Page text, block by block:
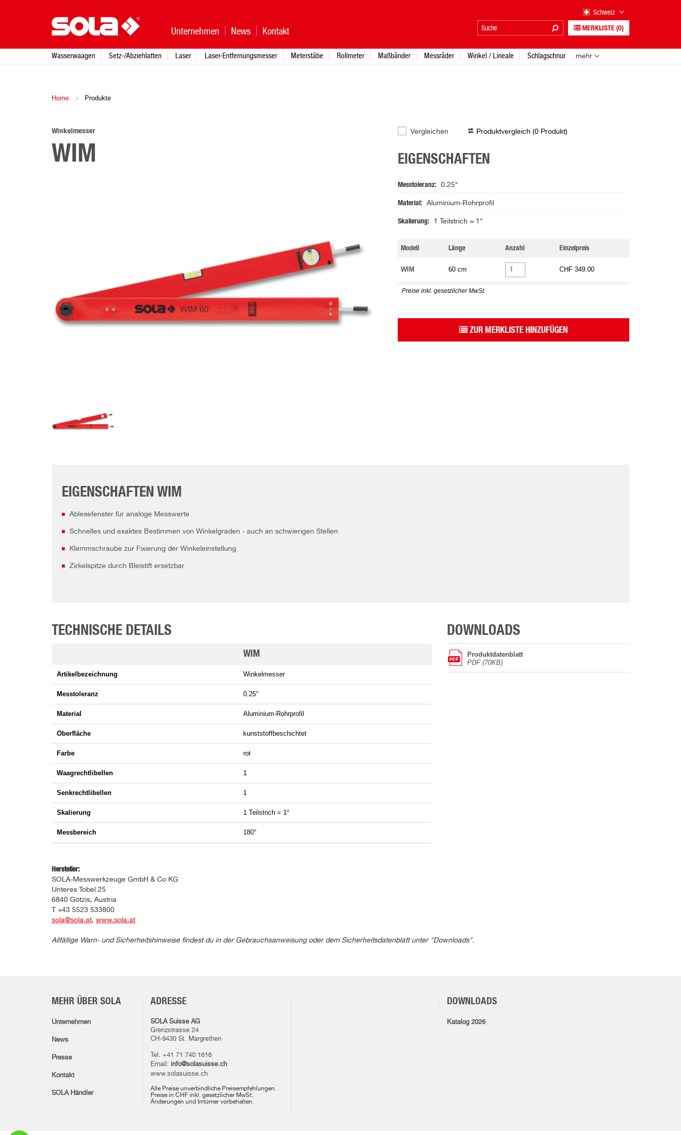
Home Produkte
Winkelmesser
WIM
Vergleichen Produktvergleich (0 Produkt)
EIGENSCHAFTEN
Messtoleranz 0.25°
Material Aluminium-Rohrprofil
Skalierung 1 Teilstrich = 1°
Modell Länge Anzahl Einzelpreis
WIM 60 cm CHF 349.00
Preise inkl. gesetzlicher MwSt.
ZUR MERKLISTE HINZUFÜGEN
EIGENSCHAFTEN WIM
Ablesefenster für analoge Messwerte
Schnelles und exaktes Bestimmen von Winkelgraden - auch an schwierigen Stellen
Klemmschraube zur Fixierung der Winkeleinstellung
Zirkelspitze durch Bleistift ersetzbar
TECHNISCHE DETAILS
WIM
Artikelbezeichnung Winkelmesser
Messtoleranz 0.25°
Material Aluminium-Rohrprofil
Oberfläche kunststoffbeschichtet
Farbe rot
Waagrechtlibellen 1
Senkrechtlibellen 1
Skalierung 1 Teilstrich = 1°
Messbereich 180°
DOWNLOADS
Produktdatenblatt
PDF (70KB)
Hersteller:
SOLA-Messwerkzeuge GmbH & Co KG
Unteres Tobel 25
6840 Götzis, Austria
T +43 5523 533800
sola@sola.at, www.sola.at
Allfällige Warn- und Sicherheitshinweise findest du in der Gebrauchsanweisung oder dem Sicherheitsdatenblatt unter "Downloads".
MEHR ÜBER SOLA
Unternehmen
News
Presse
Kontakt
SOLA Händler
ADRESSE
SOLA Suisse AG
Grenzstrasse 24
CH-9430 St. Margrethen
Tel. +41 71 740 1616
Email: info@solasuisse.ch
www.solasuisse.ch
Alle Preise unverbindliche Preisempfehlungen.
Preise in CHF inkl. gesetzlicher MwSt.
Änderungen und Irrtümer vorbehalten.
DOWNLOADS
Katalog 2026
Unternehmen News Kontakt
Schweiz
MERKLISTE (0)
Wasserwaagen Setz-/Abziehlatten Laser Laser-Entfernungsmesser Meterstäbe Rollmeter Maßbänder Messräder Winkel / Lineale Schlagschnur mehr